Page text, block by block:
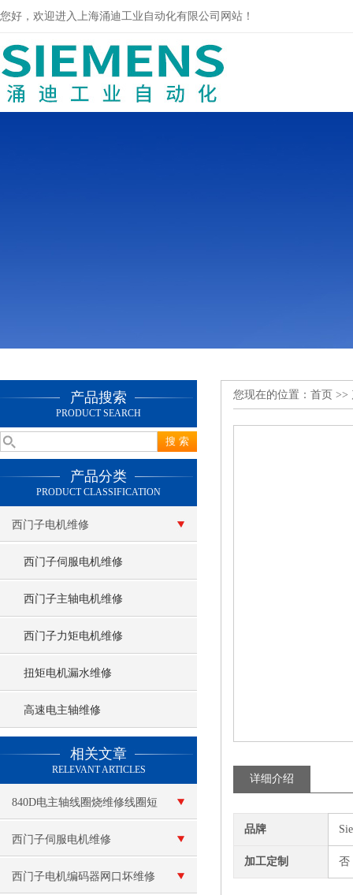
您好，欢迎进入上海涌迪工业自动化有限公司网站！
产品搜索
PRODUCT SEARCH
产品分类
PRODUCT CLASSIFICATION
西门子电机维修
西门子伺服电机维修
西门子主轴电机维修
西门子力矩电机维修
扭矩电机漏水维修
高速电主轴维修
相关文章
RELEVANT ARTICLES
840D电主轴线圈烧维修线圈短
路
西门子伺服电机维修
西门子电机编码器网口坏维修
您现在的位置： 首页 >>
详细介绍
品牌
加工定制 否